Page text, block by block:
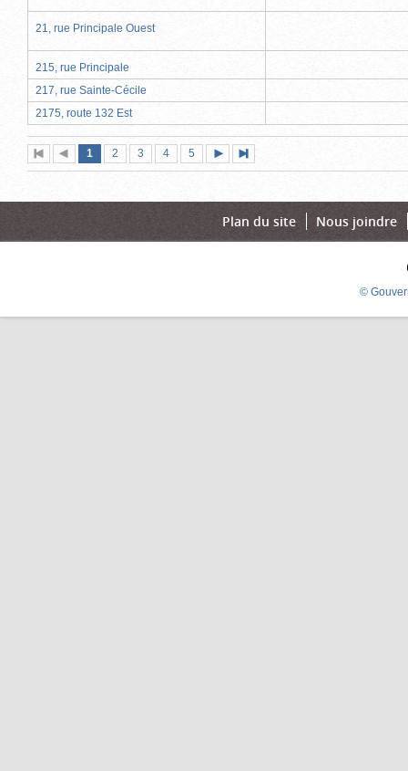
21, rue Principale Ouest
215, rue Principale
217, rue Sainte-Cécile
2175, route 132 Est
Première
page
Page
précédente
Page
1 (page
actuelle)
Page
2 Page
3 Page
4 Page
5
suivante
page
Plan du site Nous joindre
©